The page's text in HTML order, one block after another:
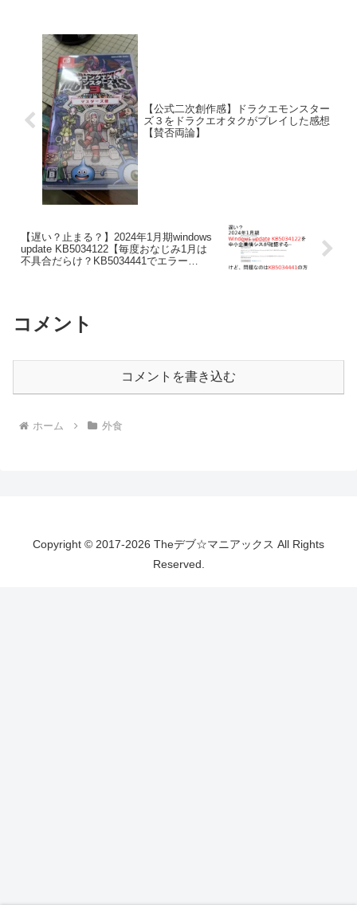
【公式二次創作感】ドラクエモンスター
ズ３をドラクエオタクがプレイした感想
【賛否両論】
【遅い？止まる？】2024年1月期windows
update KB5034122【毎度おなじみ1月は
不具合だらけ？KB5034441でエラー
コメント
コメントを書き込む
ホーム 外食
Copyright © 2017-2026 Theデブ☆マニアックス All Rights
Reserved.